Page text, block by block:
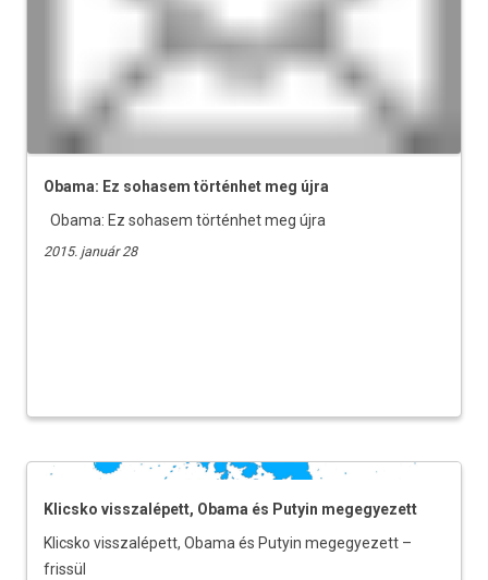
Obama: Ez sohasem történhet meg újra
Obama: Ez sohasem történhet meg újra
2015. január 28
Klicsko visszalépett, Obama és Putyin megegyezett
Klicsko visszalépett, Obama és Putyin megegyezett –
frissül